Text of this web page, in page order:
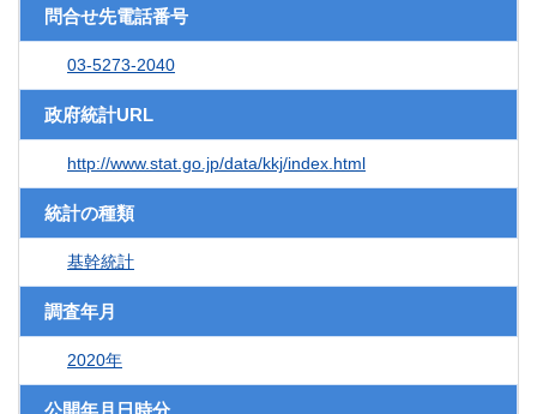
問合せ先電話番号
03-5273-2040
政府統計URL
http://www.stat.go.jp/data/kkj/index.html
統計の種類
基幹統計
調査年月
2020年